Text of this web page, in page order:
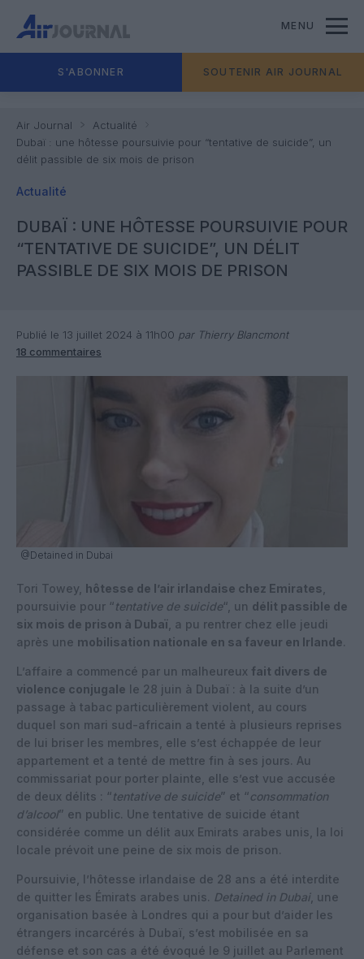
MENU
S'ABONNER SOUTENIR AIR JOURNAL
Air Journal
Actualité
Dubaï : une hôtesse poursuivie pour “tentative de suicide”, un
délit passible de six mois de prison
Actualité
DUBAÏ : UNE HÔTESSE POURSUIVIE POUR
“TENTATIVE DE SUICIDE”, UN DÉLIT
PASSIBLE DE SIX MOIS DE PRISON
Publié le 13 juillet 2024 à 11h00 par Thierry Blancmont
18 commentaires
@Detained in Dubai
Tori Towey, hôtesse de l’air irlandaise chez Emirates
poursuivie pour “tentative de suicide“, un délit passible de
six mois de prison à Dubaï , a pu rentrer chez elle jeudi
après une mobilisation nationale en sa faveur en Irlande.
L’affaire a commencé par un malheureux fait divers de
violence conjugale le 28 juin à Dubaï : à la suite d’un
passage à tabac particulièrement violent, au cours
duquel son mari sud-africain a tenté à plusieurs reprises
de lui briser les membres, elle s’est échappée de leur
appartement et a tenté de mettre fin à ses jours. Au
commissariat pour porter plainte, elle s’est vue accusée
de deux délits : “tentative de suicide” et “consommation
d’alcool” en public. Une tentative de suicide étant
considérée comme un délit aux Emirats arabes unis, la loi
locale prévoit une peine de six mois de prison.
Poursuivie, l’hôtesse irlandaise de 28 ans a été interdite
de quitter les Émirats arabes unis. Detained in Dubai, une
organisation basée à Londres qui a pour but d’aider les
étrangers incarcérés à Dubaï, s’est mobilisée en sa
défense et son cas a été évoqué le 9 juillet au Parlement